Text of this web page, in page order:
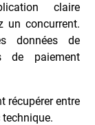
claire
un concurrent.
données de
de paiement
récupérer entre
technique.